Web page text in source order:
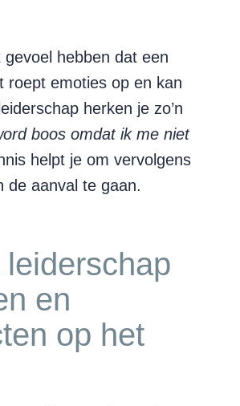
hebben dat een
roept emoties op en kan
herken je zo’n
boos omdat ik me niet
helpt je om vervolgens
de aanval te gaan.
en
op het